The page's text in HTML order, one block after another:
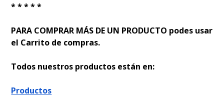
* * * * *
PARA COMPRAR MÁS DE UN PRODUCTO podes usar
el Carrito de compras.
Todos nuestros productos están en:
Productos